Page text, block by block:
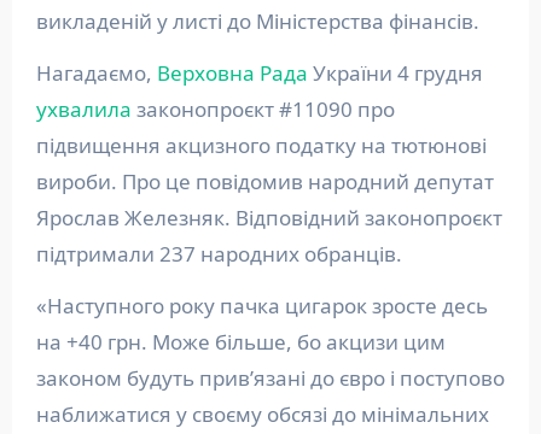
викладеній у листі до Міністерства фінансів.
Нагадаємо, Верховна Рада України 4 грудня
ухвалила законопроєкт #11090 про
підвищення акцизного податку на тютюнові
вироби. Про це повідомив народний депутат
Ярослав Железняк. Відповідний законопроєкт
підтримали 237 народних обранців.
«Наступного року пачка цигарок зросте десь
на +40 грн. Може більше, бо акцизи цим
законом будуть привʼязані до євро і поступово
наближатися у своєму обсязі до мінімальних